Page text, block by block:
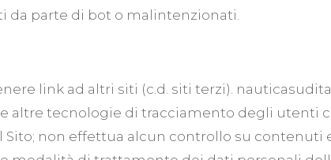
da parte di bot o malintenzionati.
link ad altri siti (c.d. siti terzi).
altre tecnologie di tracciamento degli utenti
Sito; non effettua alcun controllo su